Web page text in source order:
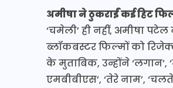
अमीषा ने ठुकराईं कई हिट
‘चमेली’ ही नहीं, अमीषा
ब्लॉकबस्टर फिल्मों को रिजेक्ट
के मुताबिक, उन्होंने ‘लगान’,
एमबीबीएस’, ‘तेरे नाम’,